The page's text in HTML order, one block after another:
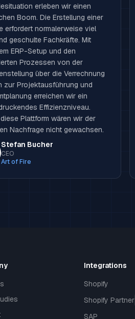
erleben wir einen
Boom. Die Erstellung einer
erfordert normalerweise viel
geschulte Fachkräfte. Mit
ERP-Setup und den
Prozessen von der
über die Verrechnung
zur Projektausführung und
erreichen wir ein
Effizienzniveau.
Plattform wären wir der
Nachfrage nicht gewachsen.
Stefan Bucher
CEO
Art of Fire
Integrations
Shopify
Shopify Partner
SAP